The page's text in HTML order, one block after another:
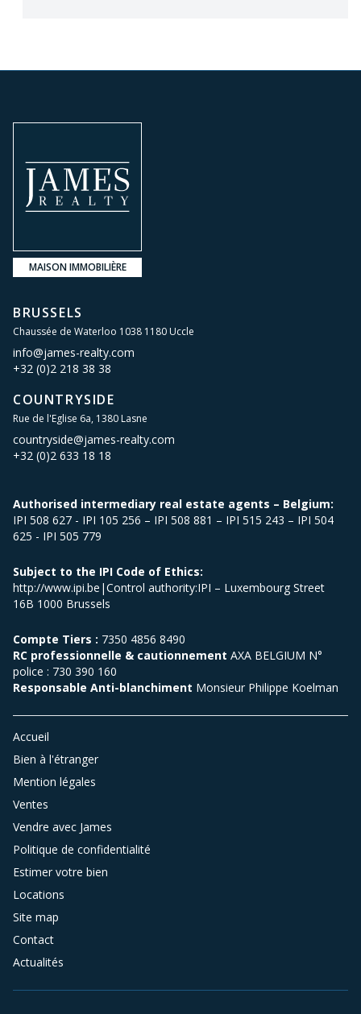
MAISON IMMOBILIÈRE
BRUSSELS
Chaussée de Waterloo 1038 1180 Uccle
info@james-realty.com
+32 (0)2 218 38 38
COUNTRYSIDE
Rue de l'Eglise 6a, 1380 Lasne
countryside@james-realty.com
+32 (0)2 633 18 18
Authorised intermediary real estate agents – Belgium:
IPI 508 627 - IPI 105 256 – IPI 508 881 – IPI 515 243 – IPI 504
625 - IPI 505 779
Subject to the IPI Code of Ethics:
http://www.ipi.be|Control authority:IPI – Luxembourg Street
16B 1000 Brussels
Compte Tiers : 7350 4856 8490
RC professionnelle & cautionnement AXA BELGIUM N°
police : 730 390 160
Responsable Anti-blanchiment Monsieur Philippe Koelman
Accueil
Bien à l'étranger
Mention légales
Ventes
Vendre avec James
Politique de confidentialité
Estimer votre bien
Locations
Site map
Contact
Actualités